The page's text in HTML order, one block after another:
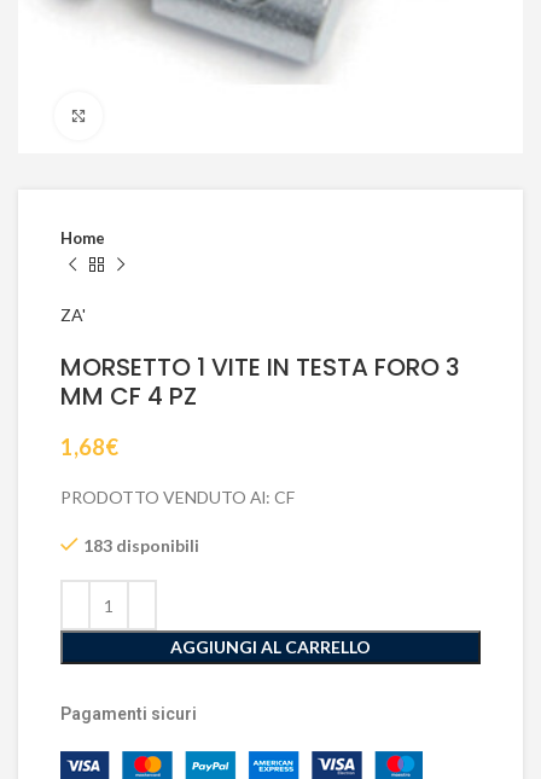
Home
ZA'
MORSETTO 1 VITE IN TESTA FORO 3
MM CF 4 PZ
1,68€
PRODOTTO VENDUTO Al: CF
183 disponibili
AGGIUNGI AL CARRELLO
Pagamenti sicuri